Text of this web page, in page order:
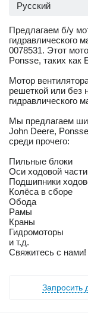
Русский
Предлагаем б/у
гидравлического
0078531. Этот
Ponsse, таких как
Мотор
решеткой или без
гидравлического
Мы предлагаем
John Deere,
среди прочего:
Пильные блоки
Оси ходовой части
Подшипники
Колёса в сборе
Обода
Рамы
Краны
Гидромоторы
и т.д.
Свяжитесь с нами!
Запросить